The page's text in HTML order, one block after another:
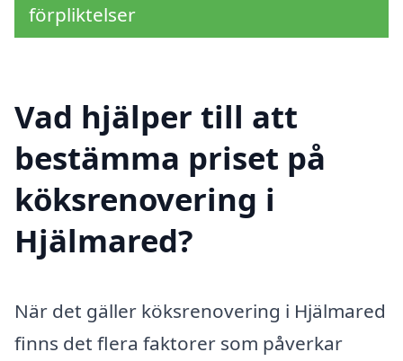
förpliktelser
Vad hjälper till att
bestämma priset på
köksrenovering i
Hjälmared?
När det gäller köksrenovering i Hjälmared
finns det flera faktorer som påverkar